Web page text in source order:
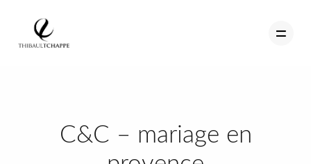
TEMOIGNAGES
C&C – mariage en